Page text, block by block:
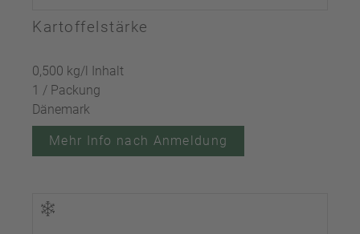
Kartoffelstärke
0,500 kg/l Inhalt
1 / Packung
Dänemark
Mehr Info nach Anmeldung